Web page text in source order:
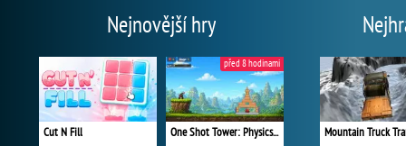
Nejnovější hry
Cut N Fill One Shot Tower: Physics Destroyer
před 8 hodinami
Mountain Truck